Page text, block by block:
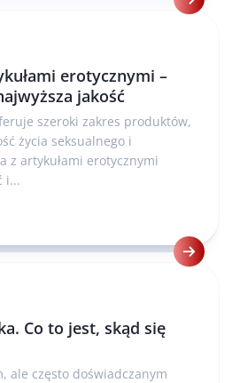
erotycznymi –
jakość
szeroki zakres produktów,
życia seksualnego i
z artykułami erotycznymi
i...
Co to jest, skąd się
ale często doświadczanym